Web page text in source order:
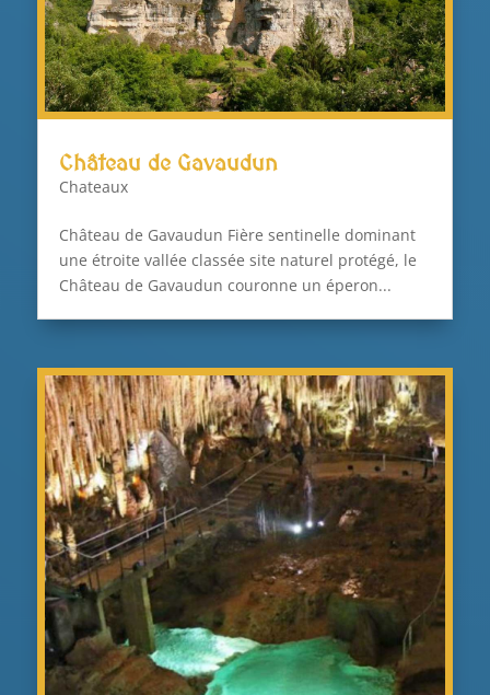
Château de Gavaudun
Chateaux
Château de Gavaudun Fière sentinelle dominant
une étroite vallée classée site naturel protégé, le
Château de Gavaudun couronne un éperon...